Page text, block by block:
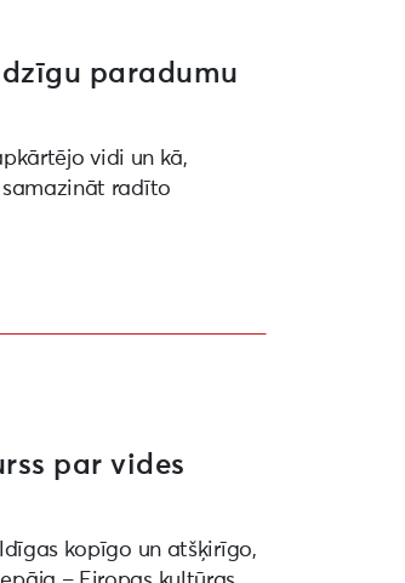
paradumu
vidi un kā,
samazināt radīto
par vides
kopīgo un atšķirīgo,